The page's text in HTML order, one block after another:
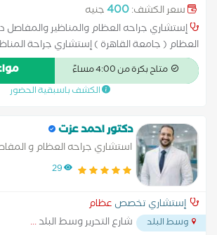
سعر الكشف:400جنيه
إستشاري جراحه العظام والمناظير والمفاصل
العظام ( جامعة القاهرة ) إستشاري جراحة
بالتامين الصحي زميل مستشفي كينج كولدج لندن
الجمعيه السويسرية لجراحة العظام عضو الجمعية
متاح بكرة من 4:00 مساءً
الكشف باسبقية الحضور
دكتور احمد عزت
استشاري جراحه العظام و
الفقري
29
إستشاري تخصص عظام
وسط البلد شارع التحرير وسط البلد...